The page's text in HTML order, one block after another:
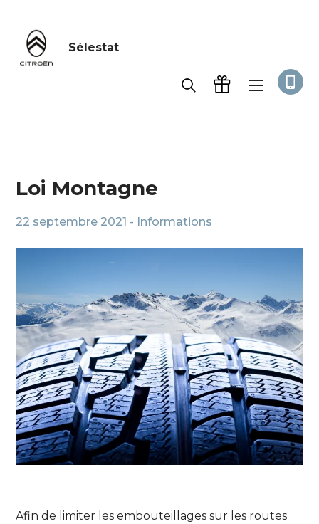
Sélestat
Accueil Informations
Loi Montagne
22 septembre 2021 - Informations
Afin de limiter les embouteillages sur les routes